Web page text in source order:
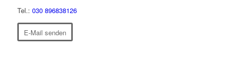
Tel.: 030 896838126
E-Mail senden